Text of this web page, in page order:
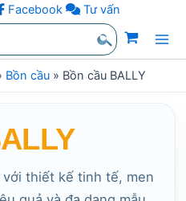
Facebook
Tư vấn
Bồn cầu » Bồn cầu BALLY
với thiết kế tinh tế, men